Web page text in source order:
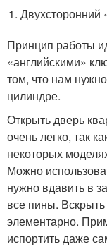
Двухсторонний
Принцип работы
«английскими»
том, что нам
цилиндре.
Открыть дверь
очень легко, так
некоторых
Можно
нужно вдавить в
все пины.
элементарно.
испортить даже